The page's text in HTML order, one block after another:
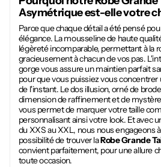
Asymétriqueest-elle votre
Parce que chaque détail a été pensé
élégance. La mousseline de haute
légèreté incomparable, permettant à la
gracieusement à chacun de vos pas.
gorge vous assure un maintien parfait
pour que vous puissiez vous
de l'instant. Le dos illusion, orné de
dimension de raffinement et de
vous permet de marquer votre taille
personnalisant ainsi votre look. Et avec
du XXS au XXL, nous nous engageons
possibilité de trouver laRobe Grande
convient parfaitement, pour une allure
toute occasion.